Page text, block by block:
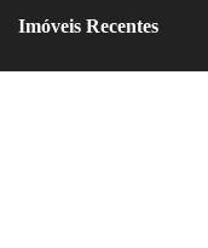
Imóveis Recentes